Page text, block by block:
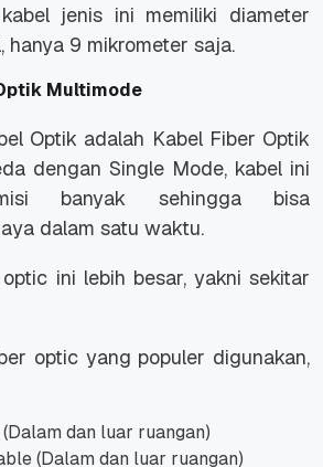
jenis ini memiliki diameter
hanya 9 mikrometer saja.
Multimode
Optik adalah Kabel Fiber Optik
dengan Single Mode, kabel ini
banyak sehingga bisa
dalam satu waktu.
ini lebih besar, yakni sekitar
optic yang populer digunakan,
dan luar ruangan)
(Dalam dan luar ruangan)